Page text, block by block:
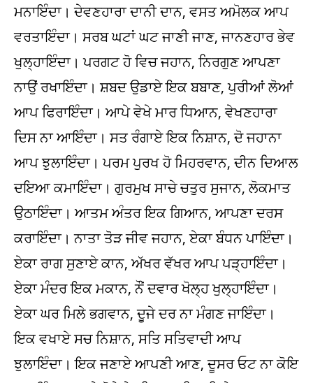
ਮਨਾਇੰਦਾ। ਦੇਵਣਹਾਰਾ ਦਾਨੀ ਦਾਨ, ਵਸਤ ਅਮੋਲਕ ਆਪ
ਵਰਤਾਇੰਦਾ। ਸਰਬ ਘਟਾਂ ਘਟ ਜਾਣੀ ਜਾਣ, ਜਾਨਣਹਾਰ ਭੇਵ
ਖੁਲ੍ਹਾਇੰਦਾ। ਪਰਗਟ ਹੋ ਵਿਚ ਜਹਾਨ, ਨਿਰਗੁਣ ਆਪਣਾ
ਨਾਉਂ ਰਖਾਇੰਦਾ। ਸ਼ਬਦ ਉਡਾਏ ਇਕ ਬਬਾਣ, ਪੁਰੀਆਂ ਲੋਆਂ
ਆਪ ਫਿਰਾਇੰਦਾ। ਆਪੇ ਵੇਖੇ ਮਾਰ ਧਿਆਨ, ਵੇਖਣਹਾਰਾ
ਦਿਸ ਨਾ ਆਇੰਦਾ। ਸਤ ਰੰਗਾਏ ਇਕ ਨਿਸ਼ਾਨ, ਦੋ ਜਹਾਨਾ
ਆਪ ਝੁਲਾਇੰਦਾ। ਪਰਮ ਪੁਰਖ ਹੋ ਮਿਹਰਵਾਨ, ਦੀਨ ਦਿਆਲ
ਦਇਆ ਕਮਾਇੰਦਾ। ਗੁਰਮੁਖ ਸਾਚੇ ਚਤੁਰ ਸੁਜਾਨ, ਲੋਕਮਾਤ
ਉਠਾਇੰਦਾ। ਆਤਮ ਅੰਤਰ ਇਕ ਗਿਆਨ, ਆਪਣਾ ਦਰਸ
ਕਰਾਇੰਦਾ। ਨਾਤਾ ਤੋੜ ਜੀਵ ਜਹਾਨ, ਏਕਾ ਬੰਧਨ ਪਾਇੰਦਾ।
ਏਕਾ ਰਾਗ ਸੁਣਾਏ ਕਾਨ, ਅੱਖਰ ਵੱਖਰ ਆਪ ਪੜ੍ਹਾਇੰਦਾ।
ਏਕਾ ਮੰਦਰ ਇਕ ਮਕਾਨ, ਨੌਂ ਦਵਾਰ ਖੋਲ੍ਹ ਖੁਲ੍ਹਾਇੰਦਾ।
ਏਕਾ ਘਰ ਮਿਲੇ ਭਗਵਾਨ, ਦੂਜੇ ਦਰ ਨਾ ਮੰਗਣ ਜਾਇੰਦਾ।
ਇਕ ਵਖਾਏ ਸਚ ਨਿਸ਼ਾਨ, ਸਤਿ ਸਤਿਵਾਦੀ ਆਪ
ਝੁਲਾਇੰਦਾ। ਇਕ ਜਣਾਏ ਆਪਣੀ ਆਣ, ਦੂਸਰ ਓਟ ਨਾ ਕੋਇ